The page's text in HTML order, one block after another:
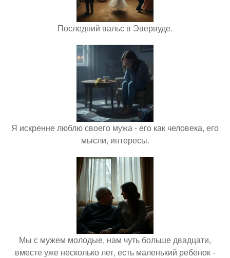
Последний вальс в Эвервуде.
Я искренне люблю своего мужа - его как человека, его
мысли, интересы.
Мы с мужем молодые, нам чуть больше двадцати,
вместе уже несколько лет, есть маленький ребёнок -